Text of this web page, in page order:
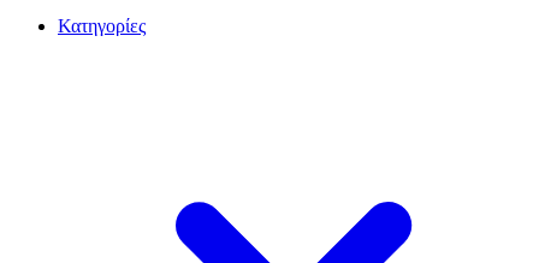
Κατηγορίες